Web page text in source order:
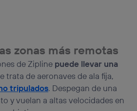
zonas más remotas
de Zipline puede llevar una
trata de aeronaves de ala fija,
tripulados. Despegan de una
y vuelan a altas velocidades en